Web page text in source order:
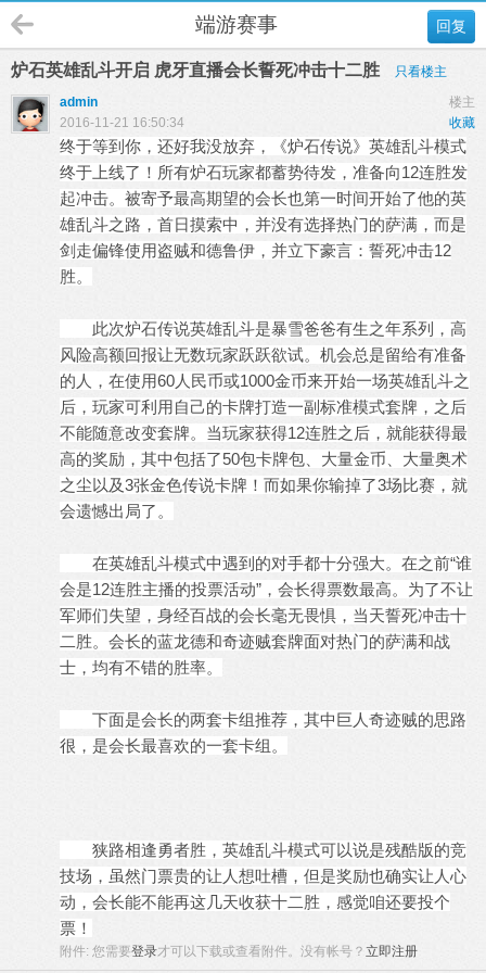
回复
端游赛事
炉石英雄乱斗开启 虎牙直播会长誓死冲击十二胜
只看楼主
楼主
admin
收藏
2016-11-21 16:50:34
终于等到你，还好我没放弃，《炉石传说》英雄乱斗模式
终于上线了！所有炉石玩家都蓄势待发，准备向12连胜发
起冲击。被寄予最高期望的会长也第一时间开始了他的英
雄乱斗之路，首日摸索中，并没有选择热门的萨满，而是
剑走偏锋使用盗贼和德鲁伊，并立下豪言：誓死冲击12
胜。
此次炉石传说英雄乱斗是暴雪爸爸有生之年系列，高
风险高额回报让无数玩家跃跃欲试。机会总是留给有准备
的人，在使用60人民币或1000金币来开始一场英雄乱斗之
后，玩家可利用自己的卡牌打造一副标准模式套牌，之后
不能随意改变套牌。当玩家获得12连胜之后，就能获得最
高的奖励，其中包括了50包卡牌包、大量金币、大量奥术
之尘以及3张金色传说卡牌！而如果你输掉了3场比赛，就
会遗憾出局了。
在英雄乱斗模式中遇到的对手都十分强大。在之前“谁
会是12连胜主播的投票活动”，会长得票数最高。为了不让
军师们失望，身经百战的会长毫无畏惧，当天誓死冲击十
二胜。会长的蓝龙德和奇迹贼套牌面对热门的萨满和战
士，均有不错的胜率。
下面是会长的两套卡组推荐，其中巨人奇迹贼的思路
很，是会长最喜欢的一套卡组。
狭路相逢勇者胜，英雄乱斗模式可以说是残酷版的竞
技场，虽然门票贵的让人想吐槽，但是奖励也确实让人心
动，会长能不能再这几天收获十二胜，感觉咱还要投个
票！
附件: 您需要登录才可以下载或查看附件。没有帐号？ 立即注册